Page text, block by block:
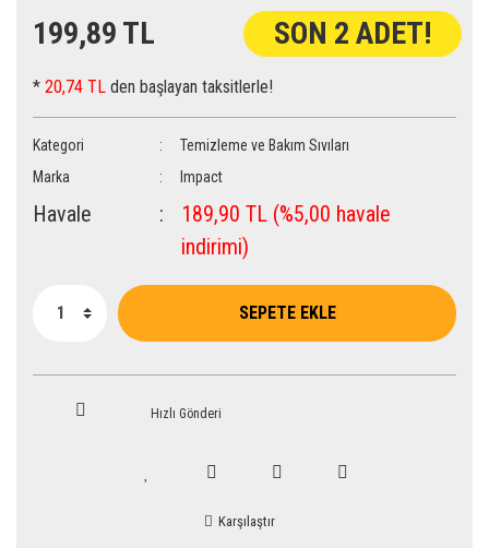
199,89 TL SON 2 ADET!
* 20,74 TL den başlayan taksitlerle!
Kategori
Temizleme ve Bakım Sıvıları
Marka
Impact
Havale
189,90 TL (%5,00 havale
indirimi)
SEPETE EKLE
Hızlı Gönderi
Karşılaştır